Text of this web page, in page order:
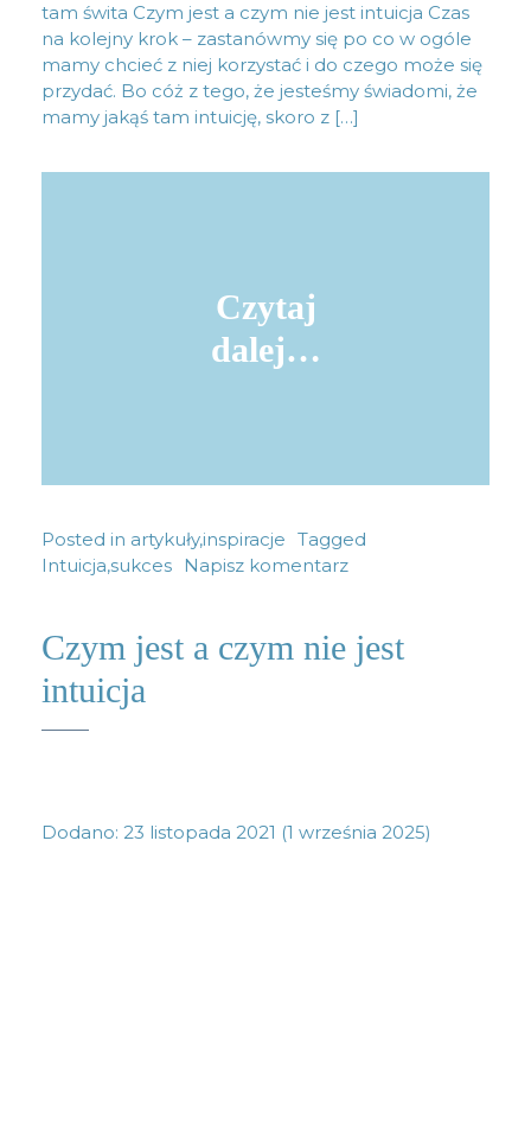
tam świta Czym jest a czym nie jest intuicja Czas
na kolejny krok – zastanówmy się po co w ogóle
mamy chcieć z niej korzystać i do czego może się
przydać. Bo cóż z tego, że jesteśmy świadomi, że
mamy jakąś tam intuicję, skoro z […]
Czytaj
dalej…
Posted in artykuły,inspiracje Tagged
Intuicja,sukces Napisz komentarz
Czym jest a czym nie jest
intuicja
Dodano: 23 listopada 2021 (1 września 2025)